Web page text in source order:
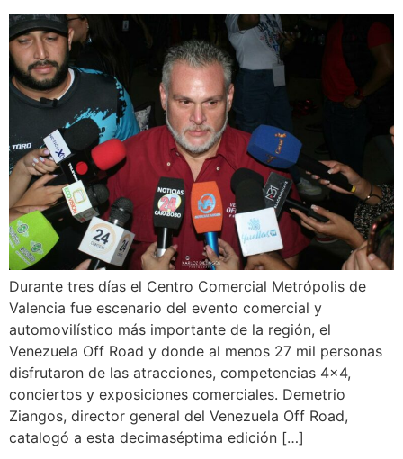
Durante tres días el Centro Comercial Metrópolis de
Valencia fue escenario del evento comercial y
automovilístico más importante de la región, el
Venezuela Off Road y donde al menos 27 mil personas
disfrutaron de las atracciones, competencias 4×4,
conciertos y exposiciones comerciales. Demetrio
Ziangos, director general del Venezuela Off Road,
catalogó a esta decimaséptima edición […]